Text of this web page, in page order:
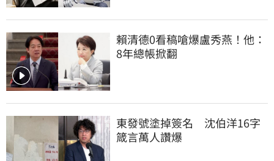
賴清德0看稿嗆爆盧秀燕！他：
8年總帳掀翻
東發號塗掉簽名　沈伯洋16字
箴言萬人讚爆